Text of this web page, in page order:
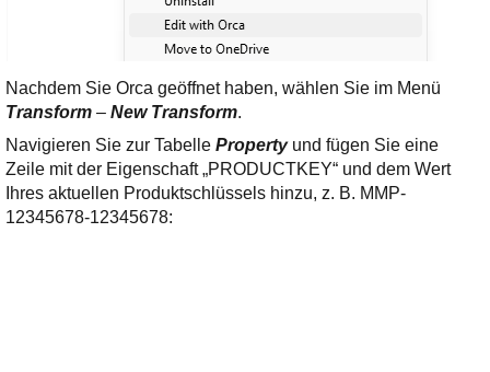
Nachdem Sie Orca geöffnet haben, wählen Sie im Menü
Transform – New Transform.
Navigieren Sie zur Tabelle Property und fügen Sie eine
Zeile mit der Eigenschaft „PRODUCTKEY“ und dem Wert
Ihres aktuellen Produktschlüssels hinzu, z. B. MMP-
12345678-12345678: